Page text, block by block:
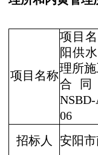
项目名称
项目
阳供
理所
合
06
招标人
安阳